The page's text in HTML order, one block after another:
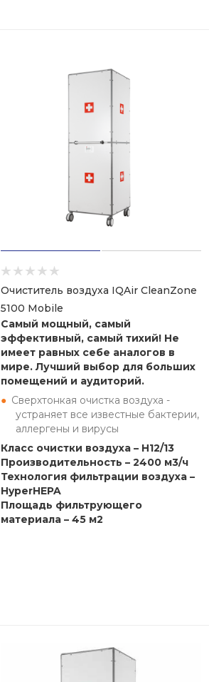
Очиститель воздуха IQAir CleanZone
5100 Mobile
Самый мощный, самый
эффективный, самый тихий! Не
имеет равных себе аналогов в
мире. Лучший выбор для больших
помещений и аудиторий.
Сверхтонкая очистка воздуха -
устраняет все известные бактерии,
аллергены и вирусы
Класс очистки воздуха – H12/13
Производительность – 2400 м3/ч
Технология фильтрации воздуха –
HyperHEPA
Площадь фильтрующего
материала – 45 м2